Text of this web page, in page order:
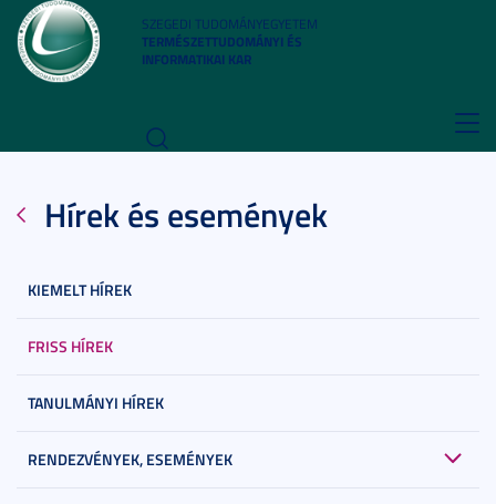
SZEGEDI TUDOMÁNYEGYETEM
TERMÉSZETTUDOMÁNYI ÉS
INFORMATIKAI KAR
Hírek és események
KIEMELT HÍREK
FRISS HÍREK
TANULMÁNYI HÍREK
RENDEZVÉNYEK, ESEMÉNYEK